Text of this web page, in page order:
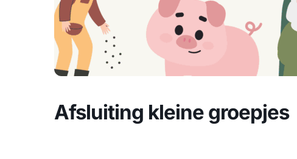
Afsluiting kleine groepjes